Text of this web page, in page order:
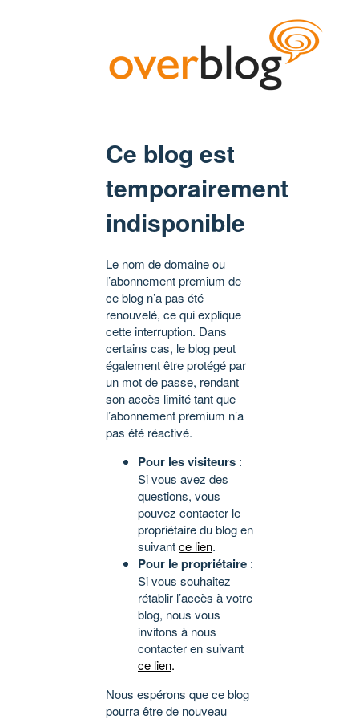
Ce blog est
temporairement
indisponible
Le nom de domaine ou
l’abonnement premium de
ce blog n’a pas été
renouvelé, ce qui explique
cette interruption. Dans
certains cas, le blog peut
également être protégé par
un mot de passe, rendant
son accès limité tant que
l’abonnement premium n’a
pas été réactivé.
Pour les visiteurs :
Si vous avez des
questions, vous
pouvez contacter le
propriétaire du blog en
suivantce lien.
Pour le propriétaire :
Si vous souhaitez
rétablir l’accès à votre
blog, nous vous
invitons à nous
contacter en suivant
ce lien.
Nous espérons que ce blog
pourra être de nouveau